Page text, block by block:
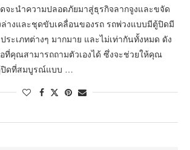
จะนำความปลอดภัยมาสู่ธุรกิจลากจูงและขจัด
างและชุดขับเคลื่อนของรถ รถพ่วงแบบมีตู้ปิดมี
ะเภทต่างๆ มากมาย และไม่เท่ากันทั้งหมด ดัง
ที่คุณสามารถถามตัวเองได้ ซึ่งจะช่วยให้คุณ
ปิดที่สมบูรณ์แบบ …